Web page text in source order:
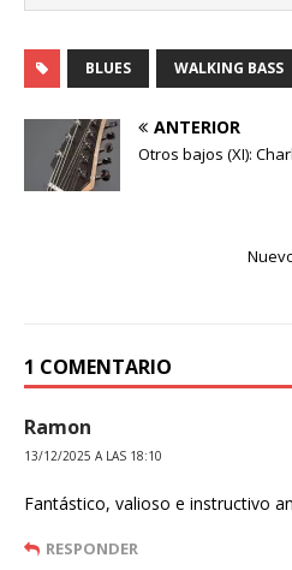
BLUES WALKING BASS
ANTERIOR
Otros bajos (XI):
1 COMENTARIO
Ramon
13/12/2025 A LAS 18:10
Fantástico, valioso e instructivo
RESPONDER